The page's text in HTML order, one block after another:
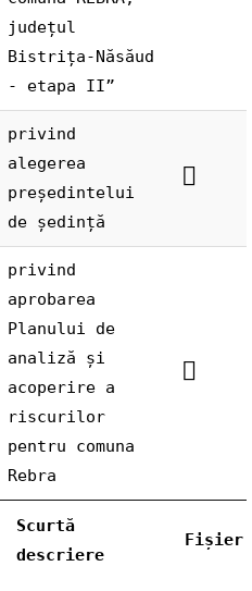
județul
Bistrița-Năsăud
- etapa II”
privind
alegerea
președintelui
de ședință
privind
aprobarea
Planului de
analiză și
acoperire a
riscurilor
pentru comuna
Rebra
Scurtă
descriere
Fișier